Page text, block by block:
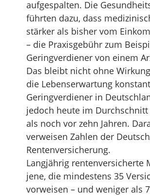
aufgespalten. Die
führten dazu, dass
stärker als bisher vom
– die Praxisgebühr zum
Geringverdiener von einem
Das bleibt nicht ohne
die Lebenserwartung
Geringverdiener in
jedoch heute im
als noch vor zehn Jahren.
verweisen Zahlen der
Rentenversicherung.
Langjährig rentenversicherte
jene, die mindestens 35
vorweisen – und weniger als